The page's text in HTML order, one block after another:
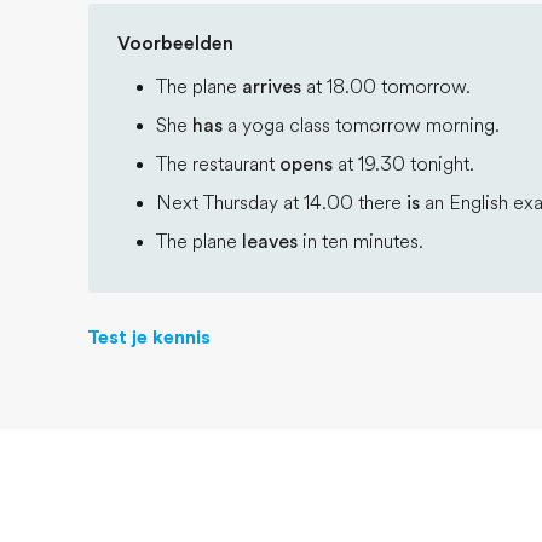
Voorbeelden
The plane arrives at 18.00 tomorrow.
She has a yoga class tomorrow morning.
The restaurant opens at 19.30 tonight.
Next Thursday at 14.00 there is an English
The plane leaves in ten minutes.
Test je kennis